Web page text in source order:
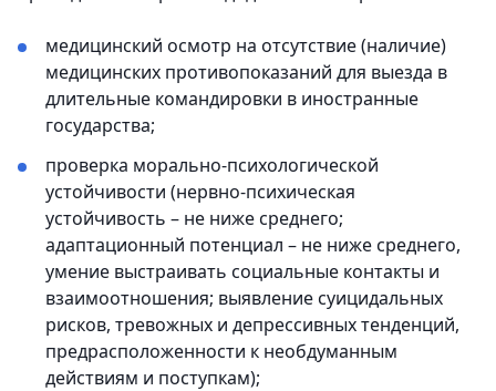
медицинский осмотр на отсутствие (наличие)
медицинских противопоказаний для выезда в
длительные командировки в иностранные
государства;
проверка морально-психологической
устойчивости (нервно-психическая
устойчивость – не ниже среднего;
адаптационный потенциал – не ниже среднего,
умение выстраивать социальные контакты и
взаимоотношения; выявление суицидальных
рисков, тревожных и депрессивных тенденций,
предрасположенности к необдуманным
действиям и поступкам);